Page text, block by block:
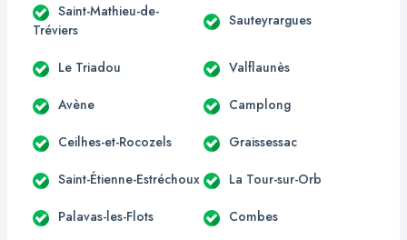
Saint-Mathieu-de-
Tréviers
Sauteyrargues
Le Triadou Valflaunès
Avène Camplong
Ceilhes-et-Rocozels Graissessac
Saint-Étienne-Estréchoux La Tour-sur-Orb
Palavas-les-Flots Combes